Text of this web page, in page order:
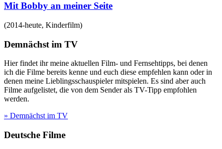
Mit Bobby an meiner Seite
(2014-heute, Kinderfilm)
Demnächst im TV
Hier findet ihr meine aktuellen Film- und Fernsehtipps, bei denen
ich die Filme bereits kenne und euch diese empfehlen kann oder in
denen meine Lieblingsschauspieler mitspielen. Es sind aber auch
Filme aufgelistet, die von dem Sender als TV-Tipp empfohlen
werden.
» Demnächst im TV
Deutsche Filme